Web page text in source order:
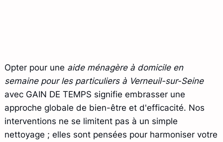
Opter pour une aide ménagère à domicile en
semaine pour les particuliers à Verneuil-sur-Seine
avec GAIN DE TEMPS signifie embrasser une
approche globale de bien-être et d'efficacité. Nos
interventions ne se limitent pas à un simple
nettoyage ; elles sont pensées pour harmoniser votre